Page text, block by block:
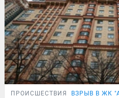
ПРОИСШЕСТВИЯ ВЗРЫВ В ЖК